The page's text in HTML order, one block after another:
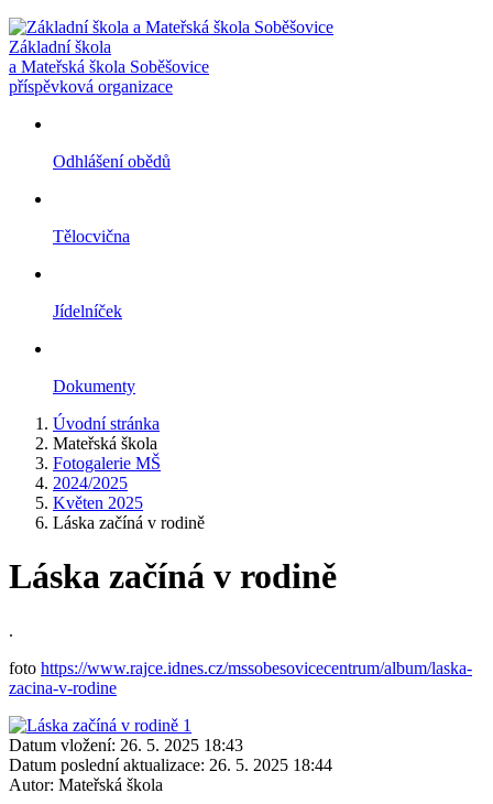
Základní škola
a Mateřská škola Soběšovice
příspěvková organizace
Odhlášení obědů
Tělocvična
Jídelníček
Dokumenty
Úvodní stránka
Mateřská škola
Fotogalerie MŠ
2024/2025
Květen 2025
Láska začíná v rodině
Láska začíná v rodině
.
foto https://www.rajce.idnes.cz/mssobesovicecentrum/album/laska-
zacina-v-rodine
Datum vložení: 26. 5. 2025 18:43
Datum poslední aktualizace: 26. 5. 2025 18:44
Autor: Mateřská škola